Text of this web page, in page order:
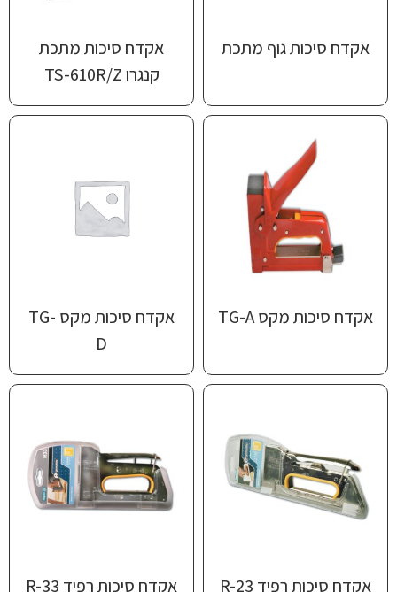
אקדח סיכות גוף מתכת
אקדח סיכות מתכת
קנגרו TS-610R/Z
אקדח סיכות ‎‎מקס TG-A
אקדח סיכות ‎‎מקס TG-
D
אקדח סיכות ‎‎רפיד R-23 אקדח סיכות ‎‎רפיד R-33